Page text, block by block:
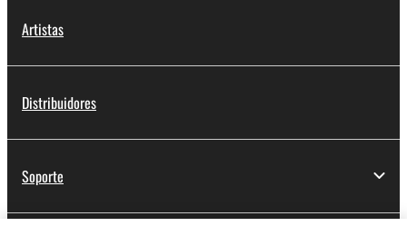
Artistas
Distribuidores
Soporte